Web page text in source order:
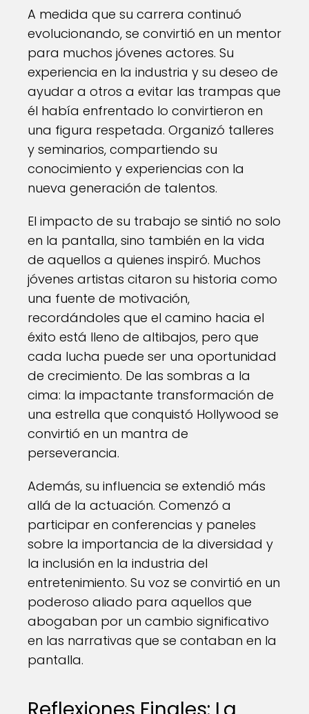
A medida que su carrera continuó
evolucionando, se convirtió en un mentor
para muchos jóvenes actores. Su
experiencia en la industria y su deseo de
ayudar a otros a evitar las trampas que
él había enfrentado lo convirtieron en
una figura respetada. Organizó talleres
y seminarios, compartiendo su
conocimiento y experiencias con la
nueva generación de talentos.
El impacto de su trabajo se sintió no solo
en la pantalla, sino también en la vida
de aquellos a quienes inspiró. Muchos
jóvenes artistas citaron su historia como
una fuente de motivación,
recordándoles que el camino hacia el
éxito está lleno de altibajos, pero que
cada lucha puede ser una oportunidad
de crecimiento. De las sombras a la
cima: la impactante transformación de
una estrella que conquistó Hollywood se
convirtió en un mantra de
perseverancia.
Además, su influencia se extendió más
allá de la actuación. Comenzó a
participar en conferencias y paneles
sobre la importancia de la diversidad y
la inclusión en la industria del
entretenimiento. Su voz se convirtió en un
poderoso aliado para aquellos que
abogaban por un cambio significativo
en las narrativas que se contaban en la
pantalla.